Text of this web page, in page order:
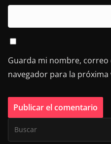
Guarda mi nombre,
navegador para la próxima